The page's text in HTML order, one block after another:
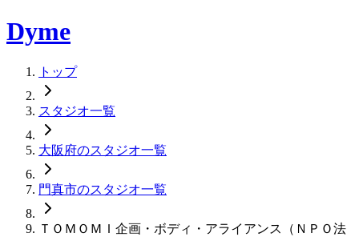
Dyme
トップ
スタジオ一覧
大阪府のスタジオ一覧
門真市のスタジオ一覧
ＴＯＭＯＭＩ企画・ボディ・アライアンス（ＮＰＯ法